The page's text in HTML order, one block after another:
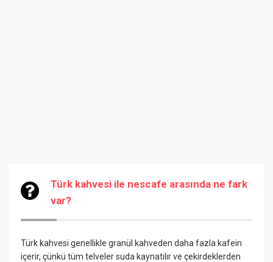
Türk kahvesi ile nescafe arasında ne fark
var?
Türk kahvesi genellikle granül kahveden daha fazla kafein
içerir, çünkü tüm telveler suda kaynatılır ve çekirdeklerden